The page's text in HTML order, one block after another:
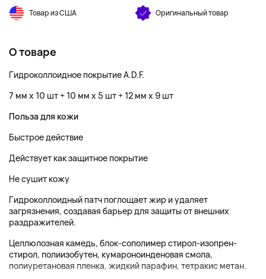
Товар из США Оригинальный товар
О товаре
Гидроколлоидное покрытие A.D.F.
7 мм x 10 шт + 10 мм x 5 шт + 12 мм x 9 шт
Польза для кожи
Быстрое действие
Действует как защитное покрытие
Не сушит кожу
Гидроколлоидный патч поглощает жир и удаляет
загрязнения, создавая барьер для защиты от внешних
раздражителей.
Целлюлозная камедь, блок-сополимер стирол-изопрен-
стирол, полиизобутен, кумароноинденовая смола,
полиуретановая пленка, жидкий парафин, тетракис метан.